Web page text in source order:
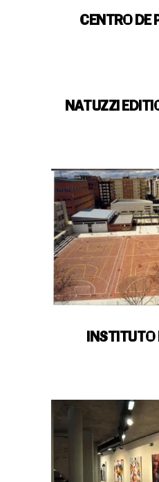
CENTRO DE
NATUZZI
INSTITUTO